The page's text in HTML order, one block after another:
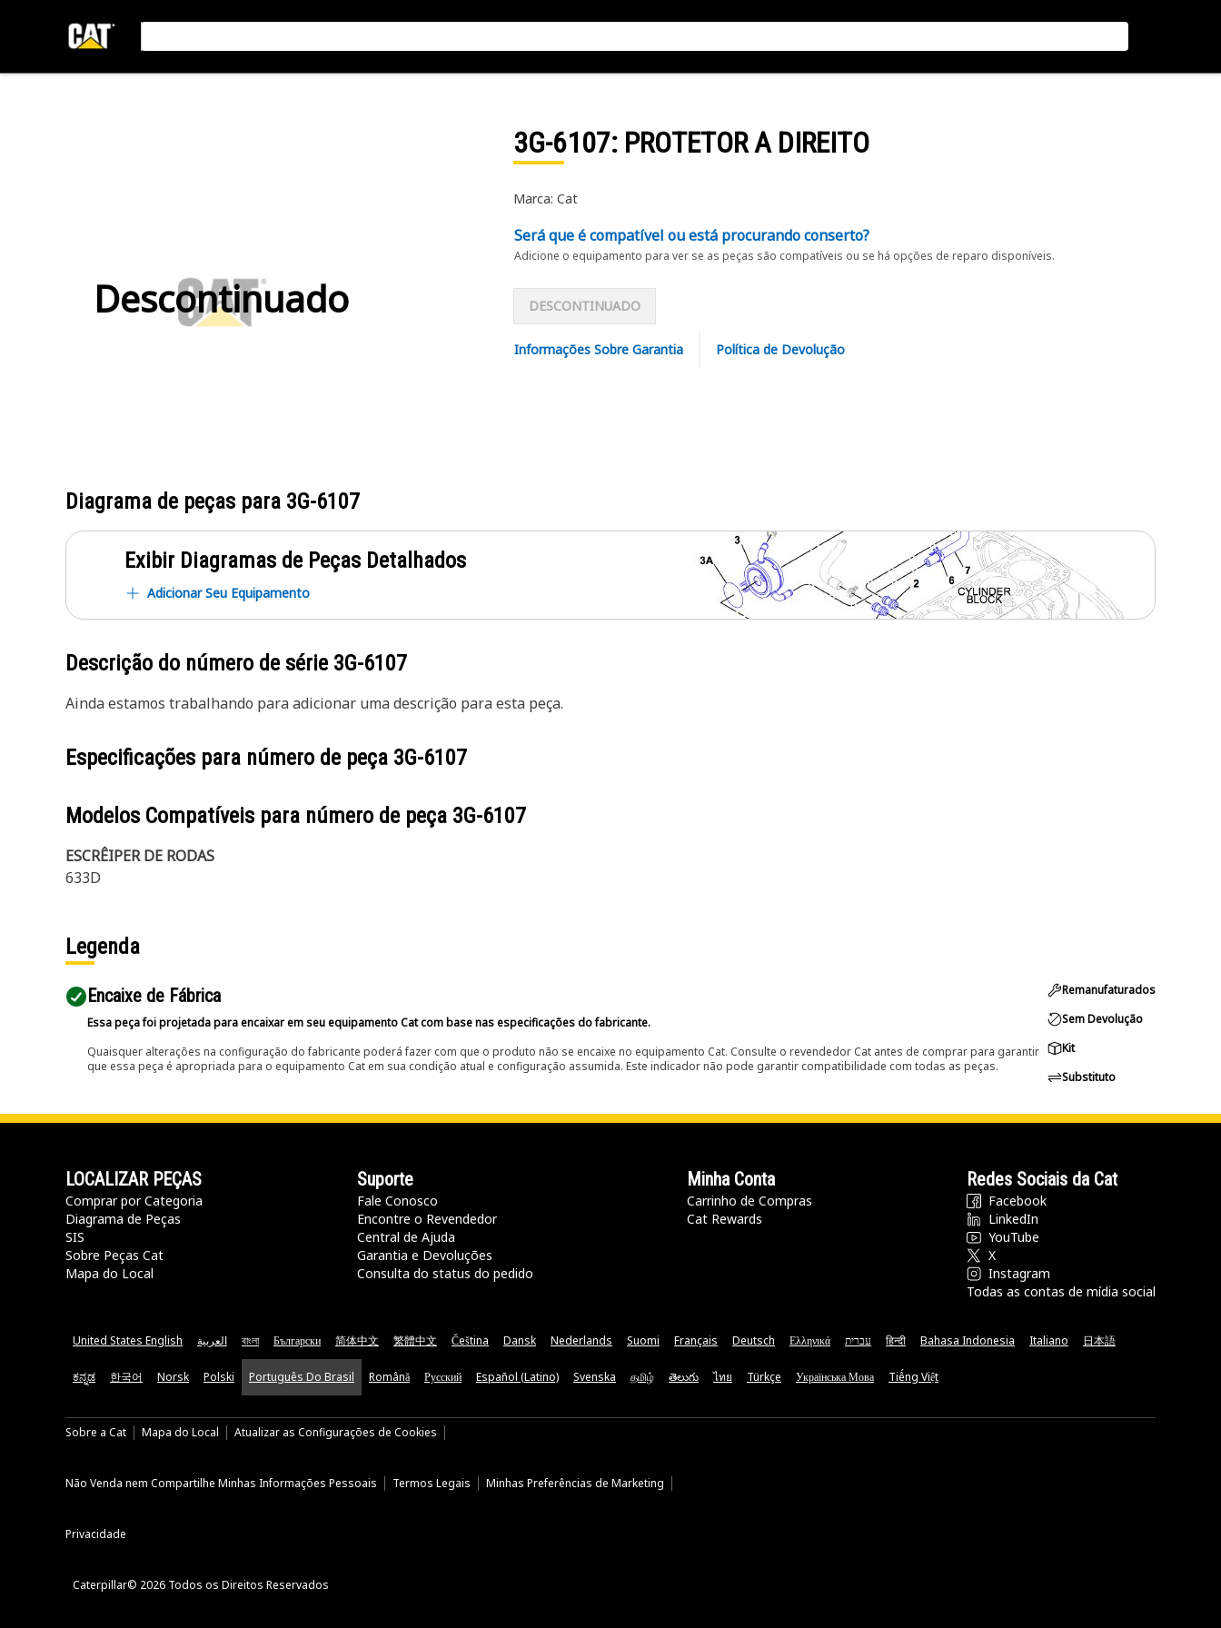
Descontinuado
3G-6107: PROTETOR A DIREITO
Marca: Cat
Será que é compatível ou está procurando conserto?
Adicione o equipamento para ver se as peças são compatíveis ou se há opções de reparo disponíveis.
DESCONTINUADO
Informações Sobre Garantia Política de Devolução
Diagrama de peças para 3G-6107
Exibir Diagramas de Peças Detalhados
Adicionar Seu Equipamento
Descrição do número de série 3G-6107
Ainda estamos trabalhando para adicionar uma descrição para esta peça.
Especificações para número de peça 3G-6107
Modelos Compatíveis para número de peça 3G-6107
ESCRÊIPER DE RODAS
633D
Legenda
Encaixe de Fábrica
Essa peça foi projetada para encaixar em seu equipamento Cat com base nas especificações do fabricante.
Quaisquer alterações na configuração do fabricante poderá fazer com que o produto não se encaixe no equipamento Cat. Consulte o revendedor Cat antes de comprar para garantir
que essa peça é apropriada para o equipamento Cat em sua condição atual e configuração assumida. Este indicador não pode garantir compatibilidade com todas as peças.
Remanufaturados
Sem Devolução
Kit
Substituto
LOCALIZAR PEÇAS
Comprar por Categoria
Diagrama de Peças
SIS
Sobre Peças Cat
Mapa do Local
Suporte
Fale Conosco
Encontre o Revendedor
Central de Ajuda
Garantia e Devoluções
Consulta do status do pedido
Minha Conta
Carrinho de Compras
Cat Rewards
Redes Sociais da Cat
Facebook
LinkedIn
YouTube
X
Instagram
Todas as contas de mídia social
United States English العربية বাংলা Български 简体中文 繁體中文 Čeština Dansk Nederlands Suomi Français Deutsch Ελληνικά עברית हिन्दी Bahasa Indonesia Italiano 日本語
ಕನ್ನಡ 한국어 Norsk Polski Português Do Brasil Română Русский Español (Latino) Svenska தமிழ் తెలుగు ไทย Türkçe Українська Мова Tiếng Việt
Sobre a Cat Mapa do Local Atualizar as Configurações de Cookies
Não Venda nem Compartilhe Minhas Informações Pessoais Termos Legais Minhas Preferências de Marketing
Privacidade
Caterpillar© 2026 Todos os Direitos Reservados